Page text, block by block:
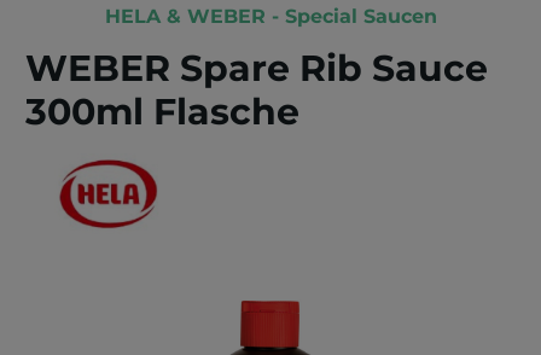
HELA & WEBER - Special Saucen
WEBER Spare Rib Sauce
300ml Flasche
Bildergalerie überspringen